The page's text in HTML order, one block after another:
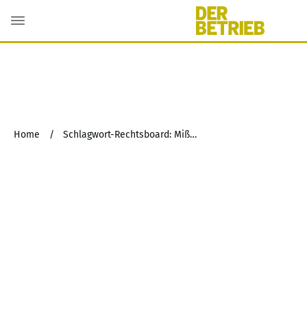
Home / Schlagwort-Rechtsboard: Mißbrauchsverbot